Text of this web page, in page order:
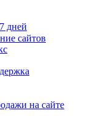
дней
сайтов
на сайте